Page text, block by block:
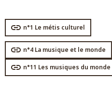
n°1 Le métis culturel
n°4 La musique et le monde
n°11 Les musiques du